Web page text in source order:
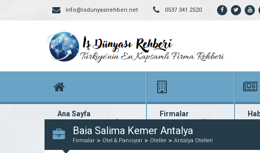
info@isdunyasirehberi.net 0537 341 2520
Ana Sayfa
Firma rehberi ana sayfanız
Firmalar
Yüzlerce kayıtlı firma En
Baia Salima Kemer Antalya
Firmalar Otel & Pansiyon Oteller Antalya Otelleri